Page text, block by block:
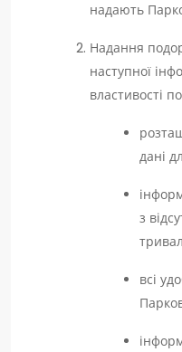
надають
Надання
наступної
властивості
дані
з
всі